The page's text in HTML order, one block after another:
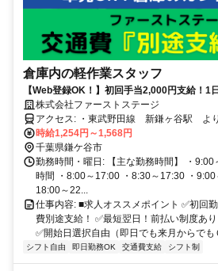
倉庫内の軽作業スタッフ
【Web登録OK！】初回手当2,000円支給！1
り！【交通費別途支給】
株式会社ファーストステージ
アクセス: ・東武野田線 新鎌ヶ谷駅 より無料送迎バス ・東武野田
線 柏駅 より無料送迎バス ・北総線 千葉ニュータウン中央駅
より徒歩10分 ※勤務先によりますが、行きやすい近いところをご案
内！ ※交通費１日７５０円まで支給（月額最大15,000円） ┗時給に
交通費は含まれていません ※自転車・バイク通勤OK ※車（マイカ
ー）通勤相談OK
時給1,254円～1,568円
千葉県鎌ケ谷市
勤務時間・曜日: 【主な勤務時間】 ・
時間 ・8:00～17:00 ・8:30～17:30 ・9:00
18:00～22...
仕事内容: ■求人オススメポイント ✅初回
費別途支給！ ✅最短翌日！前払い制度あ
✅開始日選択自由（即日でも来月からでも
シフト自由 即日勤務OK 交通費支給 シフト制